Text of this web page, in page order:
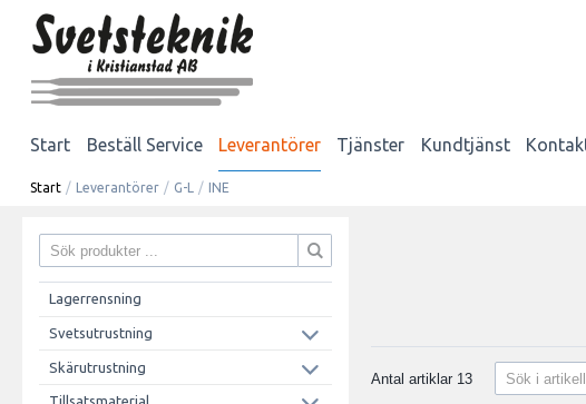
Start Beställ Service Leverantörer Tjänster Kundtjänst
Start / Leverantörer / G-L / INE
Lagerrensning
Svetsutrustning
Skärutrustning
Antal artiklar 13